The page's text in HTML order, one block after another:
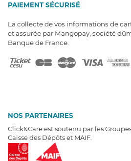
PAIEMENT SÉCURISÉ
La collecte de vos informations de
et assurée par Mangopay, société
Banque de France.
NOS PARTENAIRES
Click&Care est soutenu par les
Caisse des Dépôts et MAIF.